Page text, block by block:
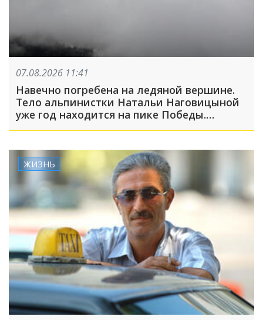
07.08.2026 11:41
Навечно погребена на ледяной вершине.
Тело альпинистки Натальи Наговицыной
уже год находится на пике Победы.
Спасательная операция прекращена
ЖИЗНЬ